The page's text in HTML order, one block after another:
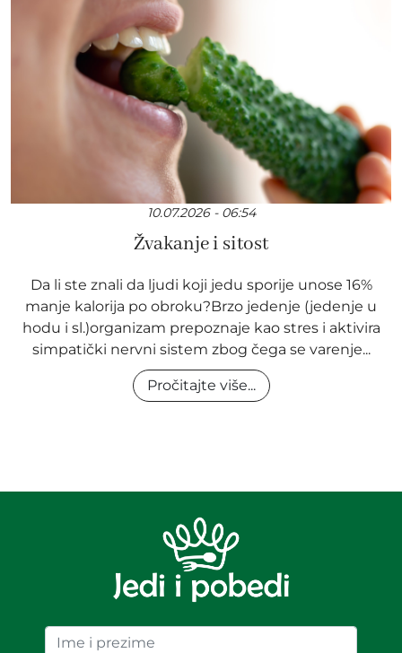
10.07.2026 - 06:54
Žvakanje i sitost
Da li ste znali da ljudi koji jedu sporije unose 16%
manje kalorija po obroku?Brzo jedenje (jedenje u
hodu i sl.)organizam prepoznaje kao stres i aktivira
simpatički nervni sistem zbog čega se varenje...
Pročitajte više...